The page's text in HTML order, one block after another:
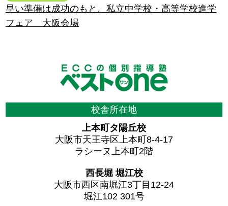
早い準備は成功のもと。私立中学校・高等学校進学
フェア 大阪会場
校舎所在地
上本町タ陽丘校
大阪市天王寺区上本町8-4-17
ラシーヌ上本町2階
西長堀 堀江校
大阪市西区南堀江3丁目12-24
堀江102 301号